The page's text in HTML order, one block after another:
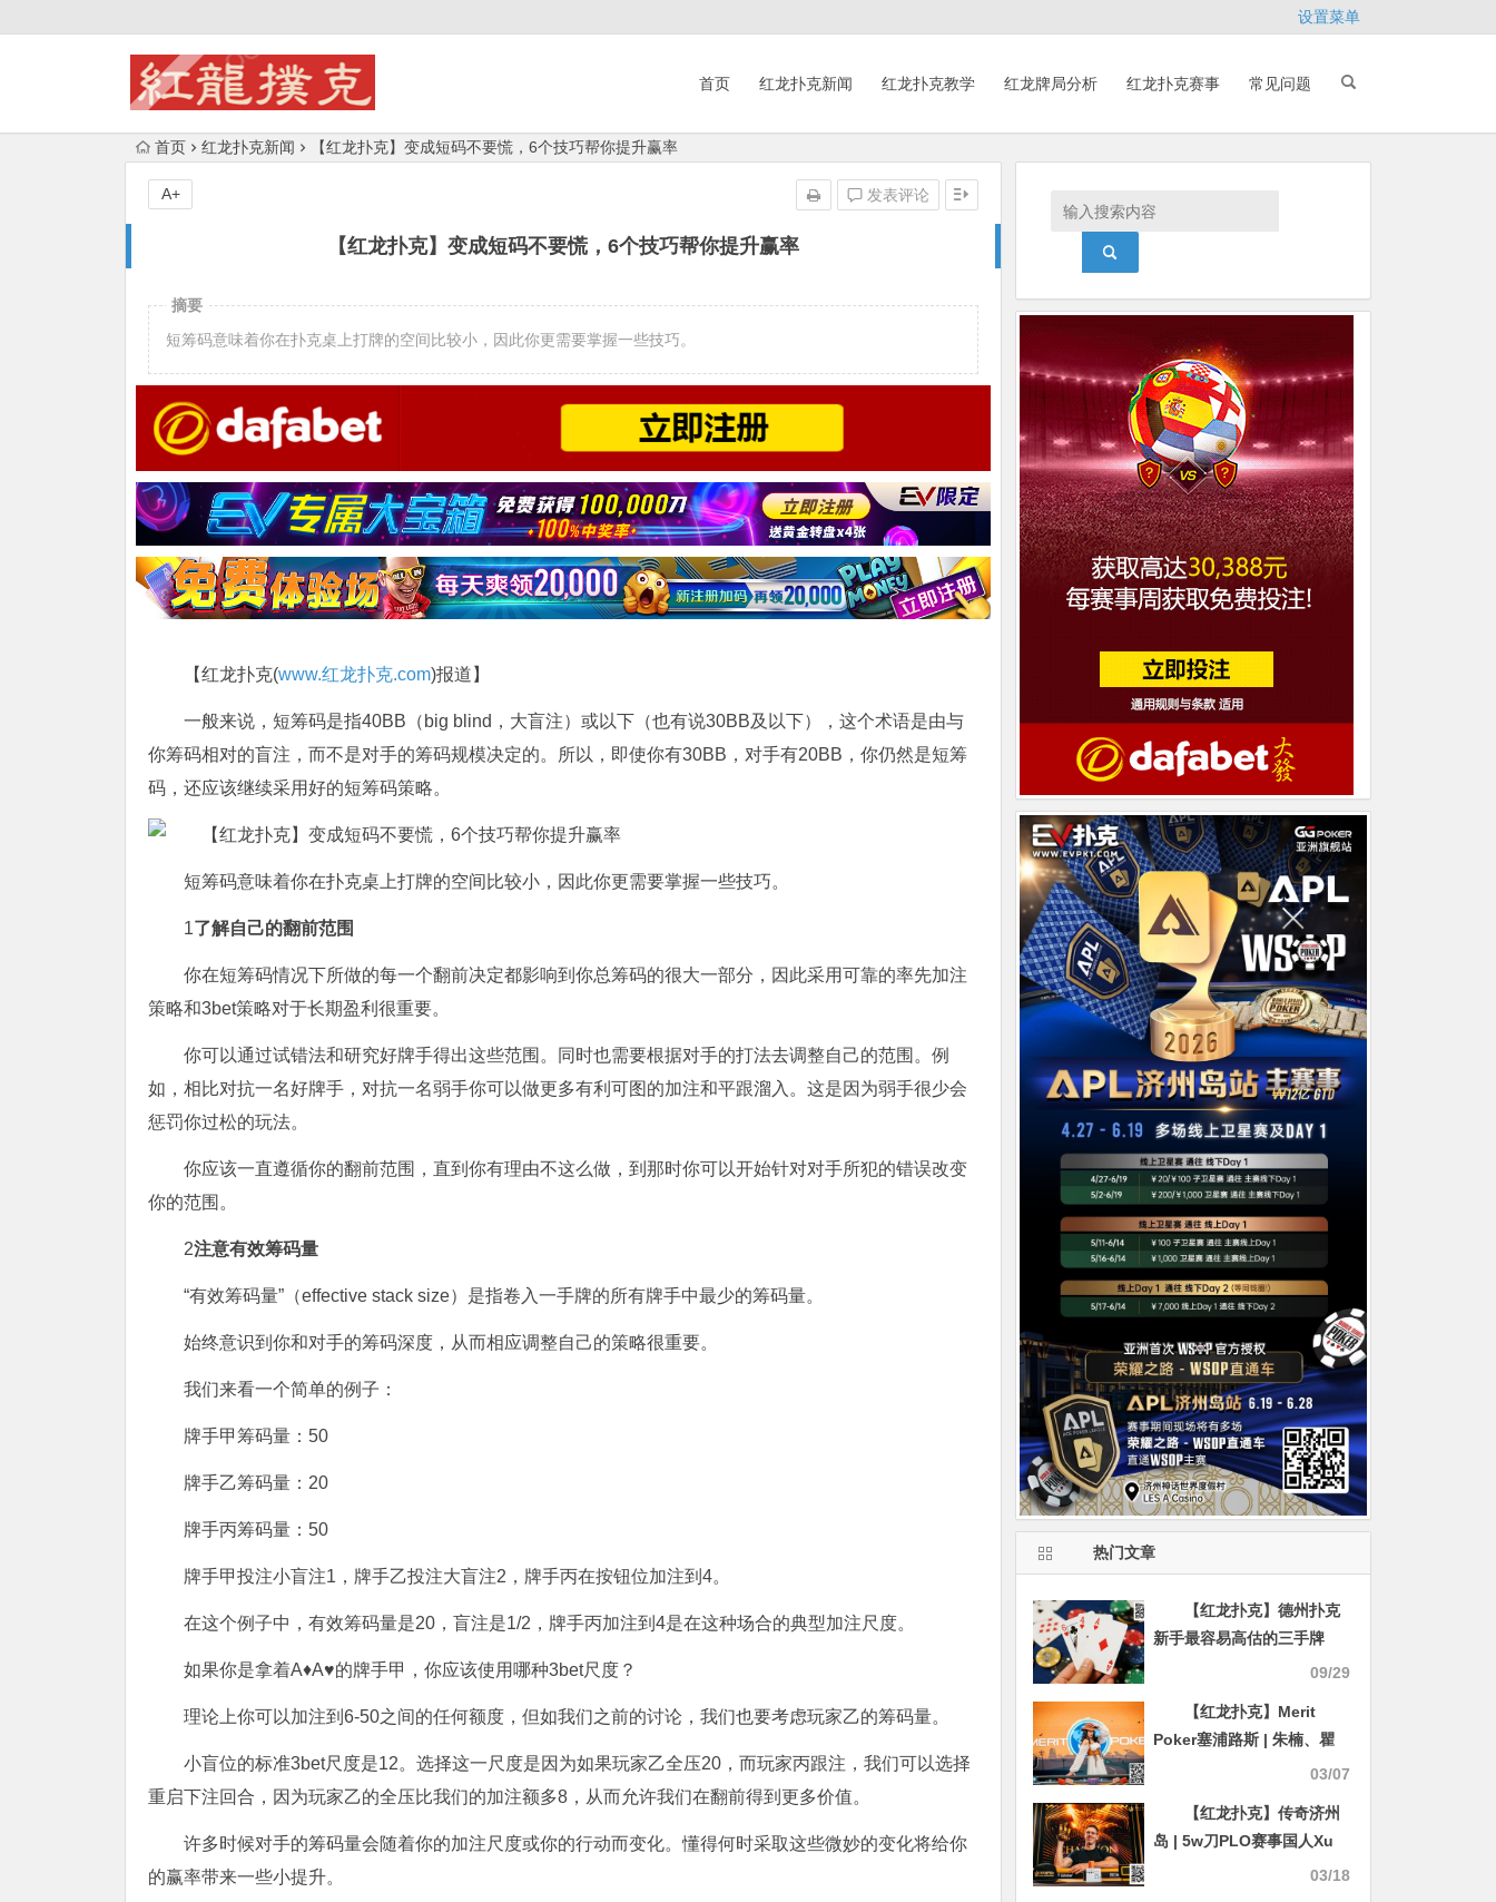
设置菜单
首页 红龙扑克新闻 红龙扑克教学 红龙牌局分析 红龙扑克赛事 常见问题
首页 红龙扑克新闻 【红龙扑克】变成短码不要慌，6个技巧帮你提升赢率
【红龙扑克】变成短码不要慌，6个技巧帮你提升赢率
发表评论
A+
摘要
短筹码意味着你在扑克桌上打牌的空间比较小，因此你更需要掌握一些技巧。
【红龙扑克(www.红龙扑克.com)报道】
一般来说，短筹码是指40BB（big blind，大盲注）或以下（也有说30BB及以下），这个术语是由与
你筹码相对的盲注，而不是对手的筹码规模决定的。所以，即使你有30BB，对手有20BB，你仍然是短筹
码，还应该继续采用好的短筹码策略。
短筹码意味着你在扑克桌上打牌的空间比较小，因此你更需要掌握一些技巧。
1了解自己的翻前范围
你在短筹码情况下所做的每一个翻前决定都影响到你总筹码的很大一部分，因此采用可靠的率先加注
策略和3bet策略对于长期盈利很重要。
你可以通过试错法和研究好牌手得出这些范围。同时也需要根据对手的打法去调整自己的范围。例
如，相比对抗一名好牌手，对抗一名弱手你可以做更多有利可图的加注和平跟溜入。这是因为弱手很少会
惩罚你过松的玩法。
你应该一直遵循你的翻前范围，直到你有理由不这么做，到那时你可以开始针对对手所犯的错误改变
你的范围。
2注意有效筹码量
“有效筹码量”（effective stack size）是指卷入一手牌的所有牌手中最少的筹码量。
始终意识到你和对手的筹码深度，从而相应调整自己的策略很重要。
我们来看一个简单的例子：
牌手甲筹码量：50
牌手乙筹码量：20
牌手丙筹码量：50
牌手甲投注小盲注1，牌手乙投注大盲注2，牌手丙在按钮位加注到4。
在这个例子中，有效筹码量是20，盲注是1/2，牌手丙加注到4是在这种场合的典型加注尺度。
如果你是拿着A♦A♥的牌手甲，你应该使用哪种3bet尺度？
理论上你可以加注到6-50之间的任何额度，但如我们之前的讨论，我们也要考虑玩家乙的筹码量。
小盲位的标准3bet尺度是12。选择这一尺度是因为如果玩家乙全压20，而玩家丙跟注，我们可以选择
重启下注回合，因为玩家乙的全压比我们的加注额多8，从而允许我们在翻前得到更多价值。
许多时候对手的筹码量会随着你的加注尺度或你的行动而变化。懂得何时采取这些微妙的变化将给你
的赢率带来一些小提升。
热门文章
【红龙扑克】德州扑克
新手最容易高估的三手牌
09/29
【红龙扑克】Merit
Poker塞浦路斯 | 朱楠、瞿
枫、徐强、杨鹏等国人选手
03/07
【红龙扑克】传奇济州
岛 | 5w刀PLO赛事国人Xu
Liang获得第4名，匈牙利03/18